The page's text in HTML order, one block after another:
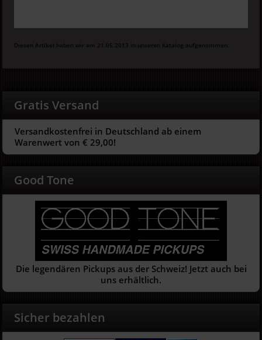
Diesen Artikel haben wir am 21.05.2013 in unseren Katalog aufgenommen.
Gratis Versand
Versandkostenfrei in Deutschland ab einem
Warenwert von € 29,00!
Good Tone
Die legendären Pickups aus der Schweiz! Jetzt auch bei
uns erhältlich.
Sicher bezahlen